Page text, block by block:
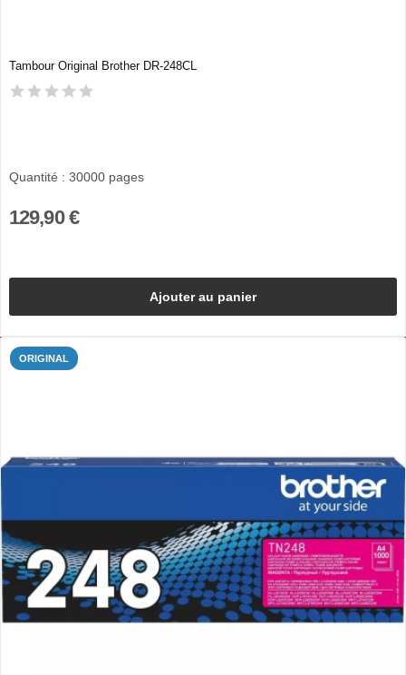
Tambour Original Brother DR-248CL
Quantité : 30000 pages
129,90 €
Ajouter au panier
ORIGINAL